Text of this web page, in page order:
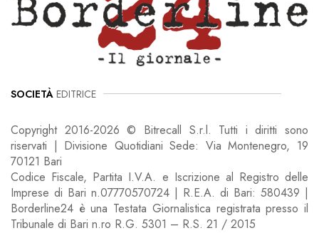
SOCIETÀ EDITRICE
Copyright 2016-2026 © Bitrecall S.r.l. Tutti i diritti sono
riservati | Divisione Quotidiani Sede: Via Montenegro, 19
70121 Bari
Codice Fiscale, Partita I.V.A. e Iscrizione al Registro delle
Imprese di Bari n.07770570724 | R.E.A. di Bari: 580439 |
Borderline24 è una Testata Giornalistica registrata presso il
Tribunale di Bari n.ro R.G. 5301 – R.S. 21 / 2015